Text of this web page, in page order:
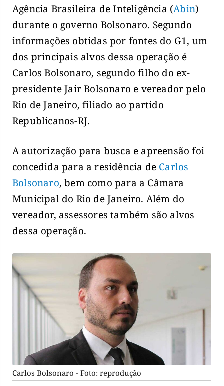
Agência Brasileira de Inteligência (Abin)
durante o governo Bolsonaro. Segundo
informações obtidas por fontes do G1, um
dos principais alvos dessa operação é
Carlos Bolsonaro, segundo filho do ex-
presidente Jair Bolsonaro e vereador pelo
Rio de Janeiro, filiado ao partido
Republicanos-RJ.
A autorização para busca e apreensão foi
concedida para a residência de Carlos
Bolsonaro, bem como para a Câmara
Municipal do Rio de Janeiro. Além do
vereador, assessores também são alvos
dessa operação.
Carlos Bolsonaro - Foto: reprodução